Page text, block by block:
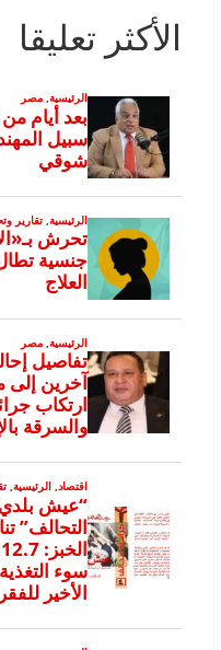
الأكثر تعليقا